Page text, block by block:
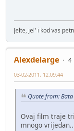
Jelte, jel' i kod vas
Alexdelarge
4
03-02-2011, 12:09:44
Quote from:
Ovaj film traje
mnogo